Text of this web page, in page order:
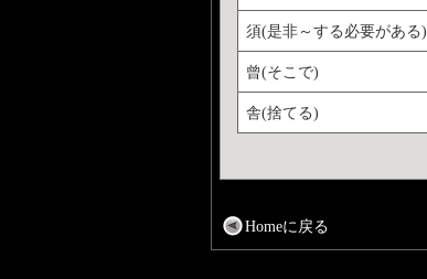
須(是非～する必要がある)
曾(そこで)
舎(捨てる)
Homeに戻る